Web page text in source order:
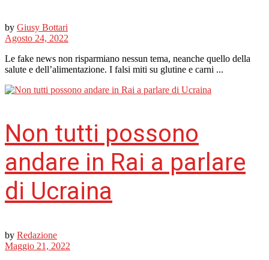
by Giusy Bottari
Agosto 24, 2022
Le fake news non risparmiano nessun tema, neanche quello della
salute e dell’alimentazione. I falsi miti su glutine e carni ...
Non tutti possono
andare in Rai a parlare
di Ucraina
by Redazione
Maggio 21, 2022